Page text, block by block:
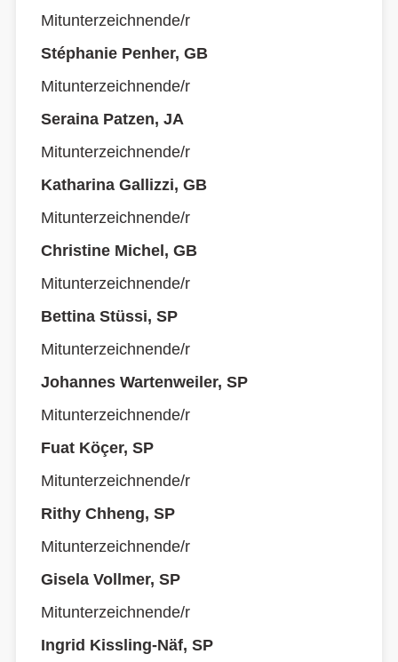
Mitunterzeichnende/r
Stéphanie Penher, GB
Mitunterzeichnende/r
Seraina Patzen, JA
Mitunterzeichnende/r
Katharina Gallizzi, GB
Mitunterzeichnende/r
Christine Michel, GB
Mitunterzeichnende/r
Bettina Stüssi, SP
Mitunterzeichnende/r
Johannes Wartenweiler, SP
Mitunterzeichnende/r
Fuat Köçer, SP
Mitunterzeichnende/r
Rithy Chheng, SP
Mitunterzeichnende/r
Gisela Vollmer, SP
Mitunterzeichnende/r
Ingrid Kissling-Näf, SP